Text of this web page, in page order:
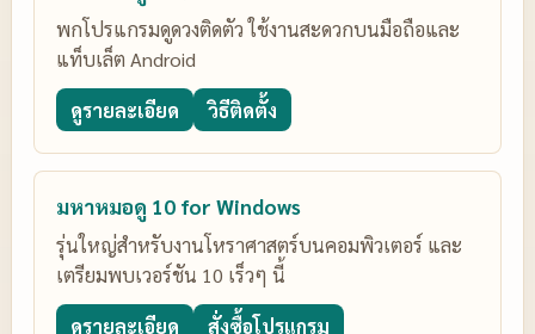
พกโปรแกรมดูดวงติดตัว ใช้งานสะดวกบนมือถือและ
แท็บเล็ต Android
ดูรายละเอียด วิธีติดตั้ง
มหาหมอดู 10 for Windows
รุ่นใหญ่สำหรับงานโหราศาสตร์บนคอมพิวเตอร์ และ
เตรียมพบเวอร์ชัน 10 เร็วๆ นี้
ดูรายละเอียด สั่งซื้อโปรแกรม